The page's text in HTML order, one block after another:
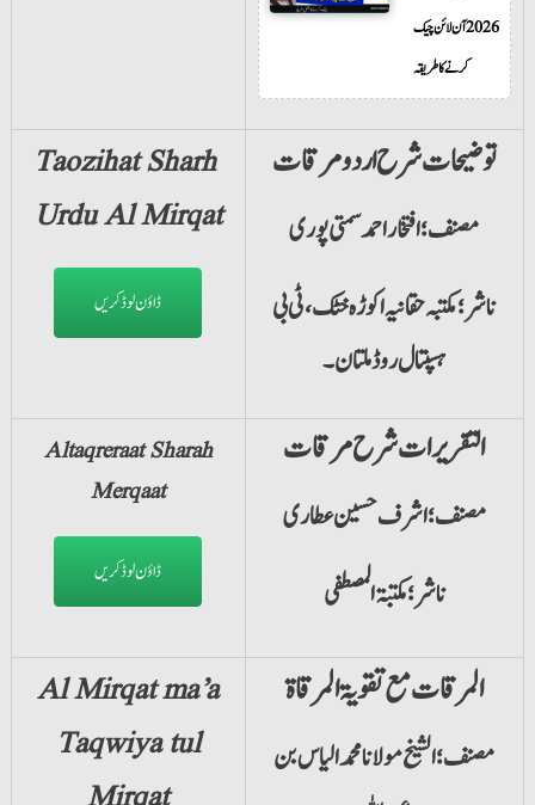
2026 آن لائن چیک
کرنے کا طریقہ
Taozihat Sharh
UrduAl Mirqat
ڈاؤن لوڈ کریں
توضیحات شرح اردو مرقات
مصنف؛ افتخاراحمد سمتی پوری
ناشر؛ مکتبہ حقانیہ اکوڑہ خٹک، ٹی بی
ہسپتال روڈ ملتان۔
Altaqreraat Sharah
Merqaat
ڈاؤن لوڈ کریں
التقریرات شرح مرقات
مصنف؛ اشرف حسین عطاری
ناشر؛ مکتبۃ المصطفی
Al Mirqat ma’a
Taqwiya tul
المرقات مع تقویۃ المرقاۃ
مصنف؛ الشیخ مولانا محمد الیاس بن